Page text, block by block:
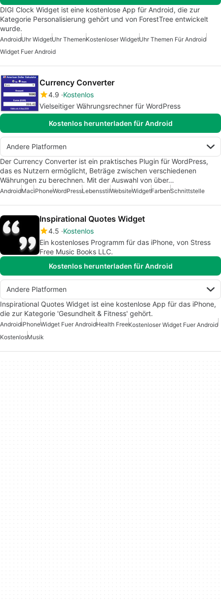
DIGI Clock Widget ist eine kostenlose App für Android, die zur
Kategorie Personalisierung gehört und von ForestTree entwickelt
wurde.
AndroidUhr WidgetUhr ThemenKostenloser WidgetUhr Themen Für Android
Widget Fuer Android
Currency Converter
4.9 Kostenlos
Vielseitiger Währungsrechner für WordPress
Kostenlos herunterladen für Android
Andere Platformen
Der Currency Converter ist ein praktisches Plugin für WordPress,
das es Nutzern ermöglicht, Beträge zwischen verschiedenen
Währungen zu berechnen. Mit der Auswahl von über…
AndroidMaciPhoneWordPressLebensstilWebsiteWidgetFarbenSchnittstelle
Inspirational Quotes Widget
4.5 Kostenlos
Ein kostenloses Programm für das iPhone, von Stress
Free Music Books LLC.
Kostenlos herunterladen für Android
Andere Platformen
Inspirational Quotes Widget ist eine kostenlose App für das iPhone,
die zur Kategorie 'Gesundheit & Fitness' gehört.
AndroidiPhoneWidget Fuer AndroidHealth FreeKostenloser Widget Fuer Android
KostenlosMusik